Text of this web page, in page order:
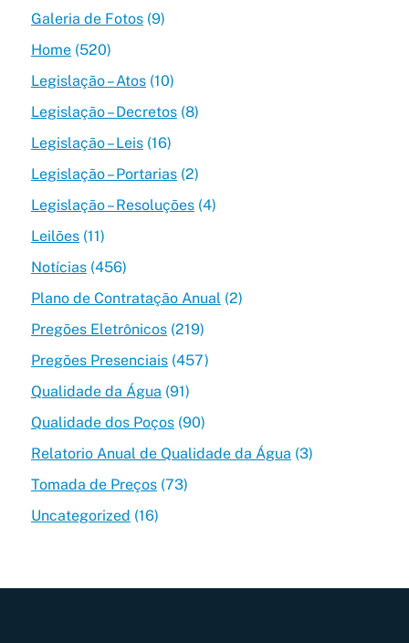
Galeria de Fotos(9)
Home(520)
Legislação – Atos(10)
Legislação – Decretos(8)
Legislação – Leis(16)
Legislação – Portarias(2)
Legislação – Resoluções(4)
Leilões(11)
Notícias(456)
Plano de Contratação Anual (2)
Pregões Eletrônicos(219)
Pregões Presenciais(457)
Qualidade da Água (91)
Qualidade dos Poços(90)
Relatorio Anual de Qualidade da Água (3)
Tomada de Preços(73)
Uncategorized (16)